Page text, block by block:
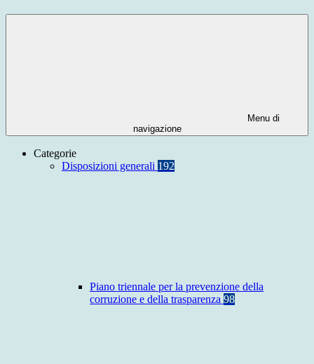
Menu di
navigazione
Categorie
Disposizioni generali 192
Piano triennale per la prevenzione della
corruzione e della trasparenza 98